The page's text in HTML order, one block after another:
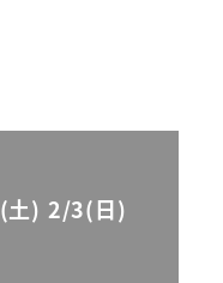
土) 2/3(日)